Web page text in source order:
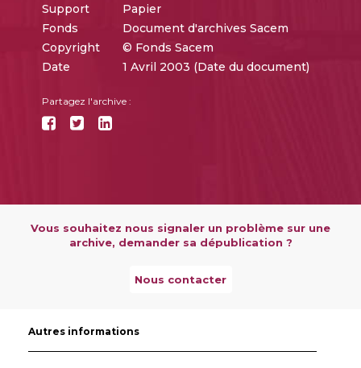
Support
Papier
Fonds
Document d'archives Sacem
Copyright
© Fonds Sacem
Date
1 Avril 2003 (Date du document)
Partagez l'archive :
Vous souhaitez nous signaler un problème sur une
archive, demander sa dépublication ?
Nous contacter
Autres informations